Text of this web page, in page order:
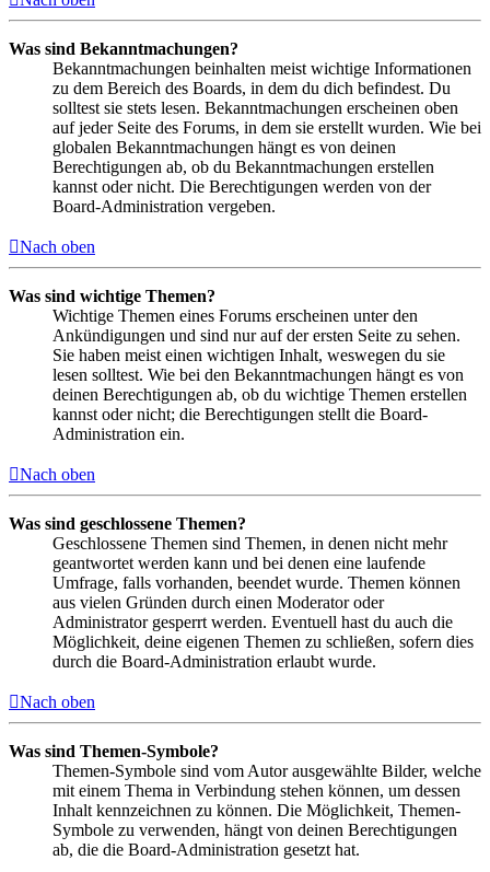
Was sind Bekanntmachungen?
Bekanntmachungen beinhalten meist wichtige Informationen
zu dem Bereich des Boards, in dem du dich befindest. Du
solltest sie stets lesen. Bekanntmachungen erscheinen oben
auf jeder Seite des Forums, in dem sie erstellt wurden. Wie bei
globalen Bekanntmachungen hängt es von deinen
Berechtigungen ab, ob du Bekanntmachungen erstellen
kannst oder nicht. Die Berechtigungen werden von der
Board-Administration vergeben.
Nach oben
Was sind wichtige Themen?
Wichtige Themen eines Forums erscheinen unter den
Ankündigungen und sind nur auf der ersten Seite zu sehen.
Sie haben meist einen wichtigen Inhalt, weswegen du sie
lesen solltest. Wie bei den Bekanntmachungen hängt es von
deinen Berechtigungen ab, ob du wichtige Themen erstellen
kannst oder nicht; die Berechtigungen stellt die Board-
Administration ein.
Nach oben
Was sind geschlossene Themen?
Geschlossene Themen sind Themen, in denen nicht mehr
geantwortet werden kann und bei denen eine laufende
Umfrage, falls vorhanden, beendet wurde. Themen können
aus vielen Gründen durch einen Moderator oder
Administrator gesperrt werden. Eventuell hast du auch die
Möglichkeit, deine eigenen Themen zu schließen, sofern dies
durch die Board-Administration erlaubt wurde.
Nach oben
Was sind Themen-Symbole?
Themen-Symbole sind vom Autor ausgewählte Bilder, welche
mit einem Thema in Verbindung stehen können, um dessen
Inhalt kennzeichnen zu können. Die Möglichkeit, Themen-
Symbole zu verwenden, hängt von deinen Berechtigungen
ab, die die Board-Administration gesetzt hat.